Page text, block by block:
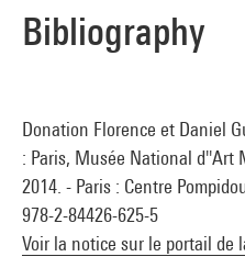
Bibliography
Donation Florence et Daniel
: Paris, Musée National d''Art
2014. - Paris : Centre
978-2-84426-625-5
Voir la notice sur le portail de